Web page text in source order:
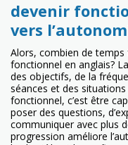
devenir
vers
Alors, combien de temps
fonctionnel en anglais?
des objectifs, de la
séances et des
fonctionnel, c’est être
poser des questions,
communiquer avec plus
progression améliore